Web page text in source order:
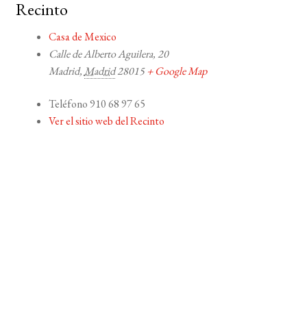
Recinto
Casa de Mexico
Calle de Alberto Aguilera, 20
Madrid,Madrid28015 + Google Map
Teléfono 910 68 97 65
Ver el sitio web del Recinto